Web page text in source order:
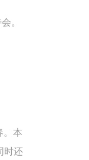
。
。本
时还